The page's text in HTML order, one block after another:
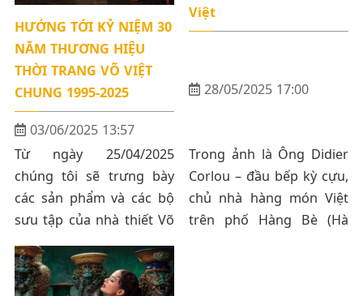
HƯỚNG TỚI KỶ NIỆM 30
NĂM THƯƠNG HIỆU
THỜI TRANG VÕ VIỆT
CHUNG 1995-2025
03/06/2025 13:57
Từ ngày 25/04/2025
chúng tôi sẽ trưng bày
các sản phẩm và các bộ
sưu tập của nhà thiết Võ
Việt Chung tại các địa
điểm trung tâm của
Thành Phố nhằm để gần
Việt
28/05/2025 17:00
Trong ảnh là Ông Didier
Corlou – đầu bếp kỳ cựu,
chủ nhà hàng món Việt
trên phố Hàng Bè (Hà